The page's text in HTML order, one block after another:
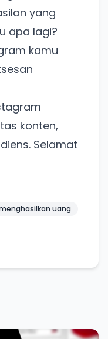
yang
apa lagi?
kamu
konten,
Selamat
uang
BulkFame
baik.
Kamu tetap bisa
saja.